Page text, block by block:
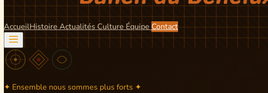
AccueilHistoire ActualitésCulture Équipe Contact
✦ Ensemble nous sommes plus forts ✦